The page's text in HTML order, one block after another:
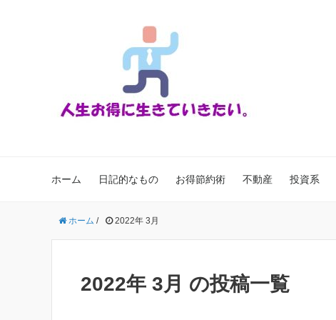
ホーム 日記的なもの お得節約術 不動産 投資系
ホーム / 2022年 3月
2022年 3月 の投稿一覧